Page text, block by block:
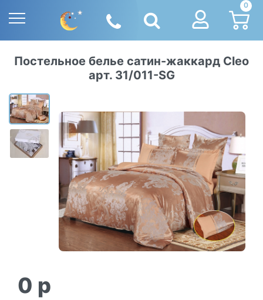
0
Постельное белье сатин-жаккард Cleo
арт. 31/011-SG
0 p